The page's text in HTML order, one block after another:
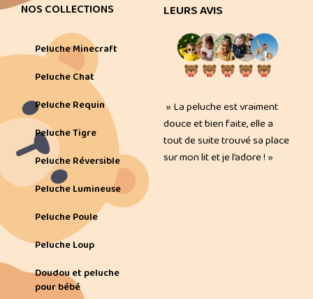
NOS COLLECTIONS
Peluche Minecraft
Peluche Chat
Peluche Requin
Peluche Tigre
Peluche Réversible
Peluche Lumineuse
Peluche Poule
Peluche Loup
Doudou et peluche
pour bébé
LEURS AVIS
» La peluche est vraiment
douce et bien faite, elle a
tout de suite trouvé sa place
sur mon lit et je l’adore ! »